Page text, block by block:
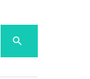
search